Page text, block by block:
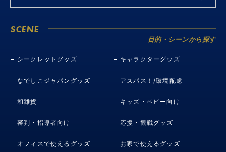
SCENE
目的・シーンから探す
シークレットグッズ キャラクターグッズ
なでしこジャパングッズ アスパス！/環境配慮
和雑貨 キッズ・ベビー向け
審判・指導者向け 応援・観戦グッズ
オフィスで使えるグッズ お家で使えるグッズ